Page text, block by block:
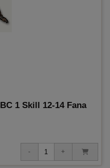
1 Skill 12-14 Fana